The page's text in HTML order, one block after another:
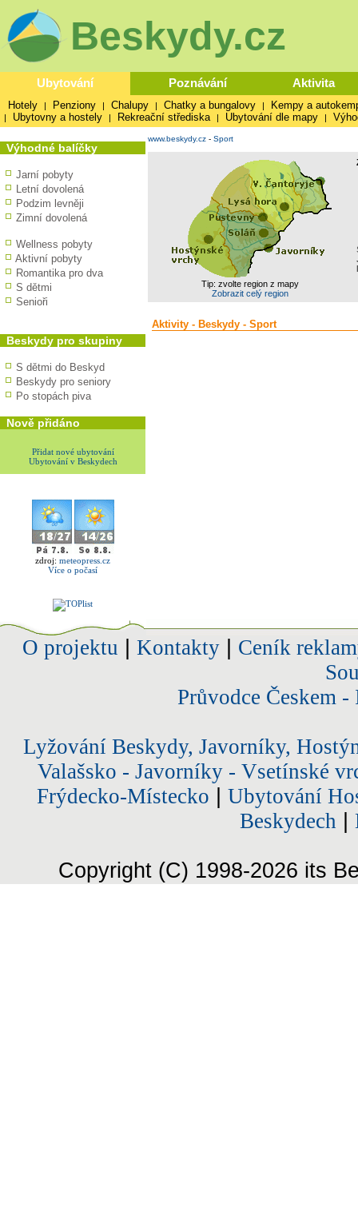
Beskydy.cz
Ubytování Poznávání Aktivita
Hotely | Penziony | Chalupy | Chatky a bungalovy | Kempy a
| Ubytovny a hostely | Rekreační střediska | Ubytování dle mapy |
Výhodné balíčky
Jarní pobyty
Letní dovolená
Podzim levněji
Zimní dovolená
Wellness pobyty
Aktivní pobyty
Romantika pro dva
S dětmi
Senioři
Beskydy pro skupiny
S dětmi do Beskyd
Beskydy pro seniory
Po stopách piva
Nově přidáno
Přidat nové ubytování
Ubytování v Beskydech
zdroj: meteopress.cz
Více o počasí
www.beskydy.cz - Sport
Tip: zvolte region z mapy
Zobrazit celý region
Aktivity - Beskydy - Sport
O projektu Kontakty| Ceník
Průvodce Českem
Lyžování Beskydy, Javorníky,
Valašsko - Javorníky - Vsetínské
Frýdecko-Místecko
Ubytování
Beskydech
Copyright (C) 1998-2026 its